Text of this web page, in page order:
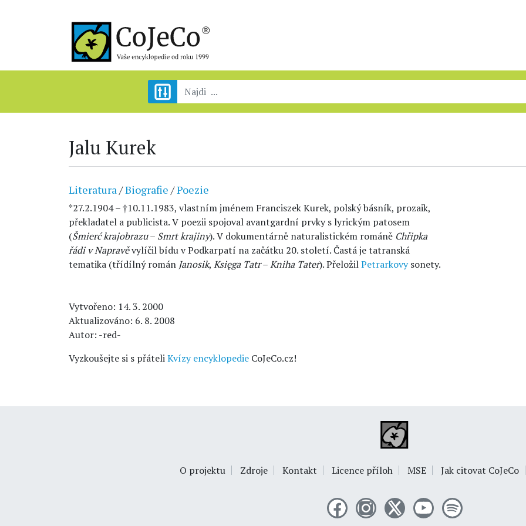
Jalu Kurek
Literatura/Biografie /Poezie
*27.2.1904 – †10.11.1983, vlastním jménem Franciszek Kurek, polský básník, prozaik,
překladatel a publicista. V poezii spojoval avantgardní prvky s lyrickým patosem
(Šmierć krajobrazu– Smrt krajiny). V dokumentárně naturalistickém románě Chřipka
řádi v Napravěvylíčil bídu v Podkarpatí na začátku 20. století. Častá je tatranská
tematika (třídílný román Janosik, Księga Tatr–Kniha Tater). PřeložilPetrarkovysonety.
Vytvořeno: 14. 3. 2000
Aktualizováno: 6. 8. 2008
Autor: -red-
Vyzkoušejte si s přáteliKvízy encyklopedie CoJeCo.cz!
O projektu Zdroje Kontakt Licence příloh MSE Jak citovat CoJeCo